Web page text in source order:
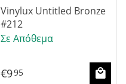
Vinylux Untitled Bronze
#212
Σε Απόθεμα
€995